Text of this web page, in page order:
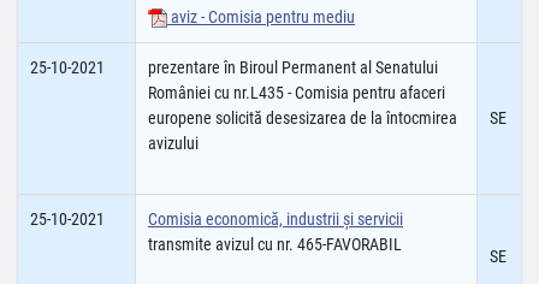
aviz - Comisia pentru mediu
25-10-2021
prezentare în Biroul Permanent al Senatului
României cu nr.L435 - Comisia pentru afaceri
europene solicită desesizarea de la întocmirea
avizului
SE
25-10-2021
Comisia economică, industrii şi servicii
transmite avizul cu nr. 465-FAVORABIL
SE